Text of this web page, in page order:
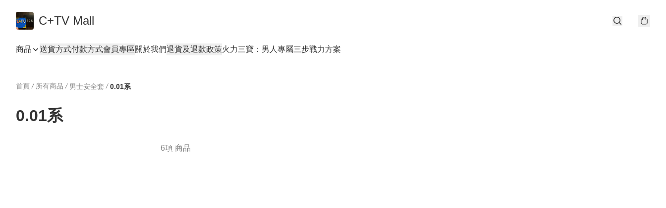
C+TV Mall
商品 送貨方式付款方式會員專區關於我們退貨及退款政策火力三寶：男人專屬三步戰力方案
首頁 / 所有商品 / 男士安全套 / 0.01系
0.01系
6項 商品